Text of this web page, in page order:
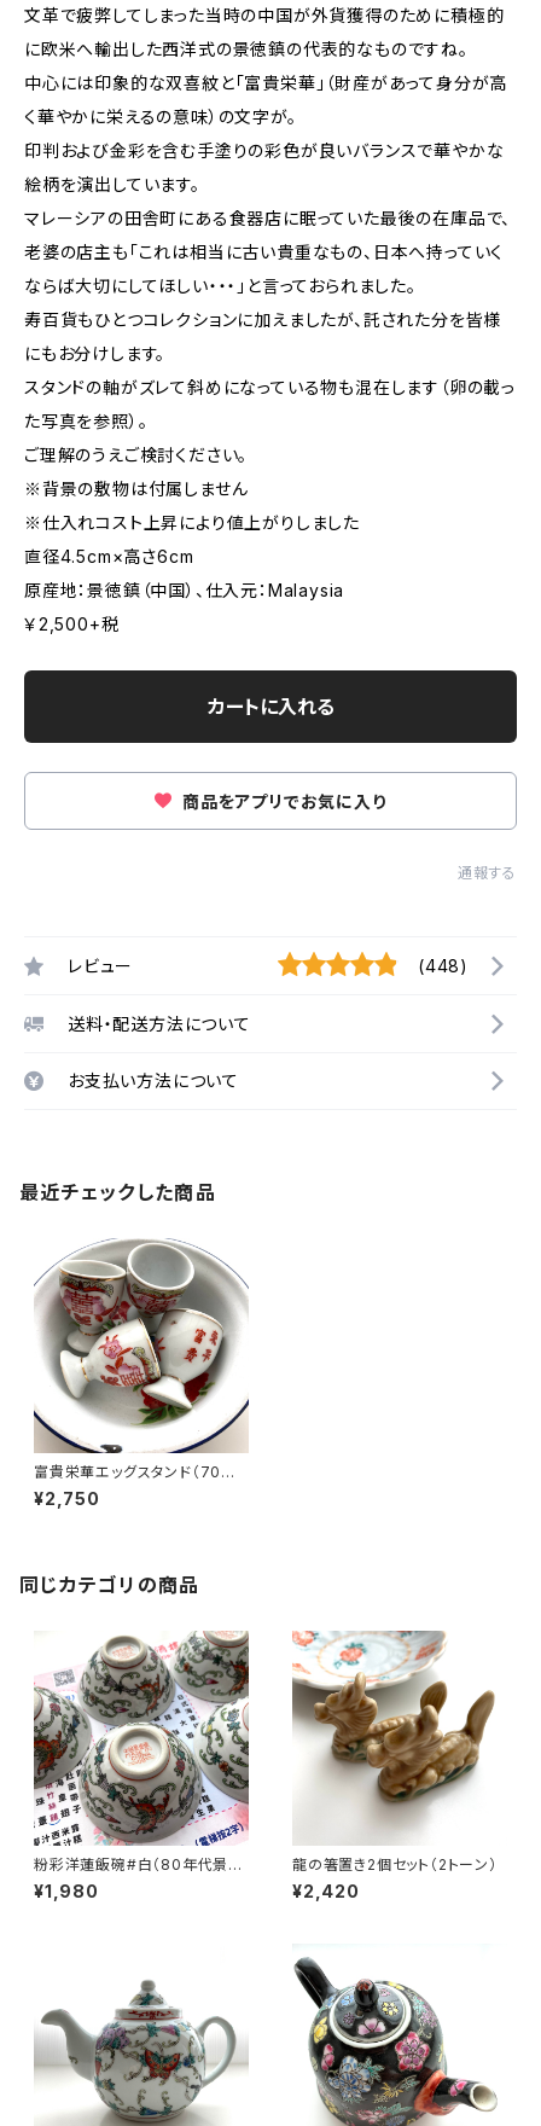
文革で疲弊してしまった当時の中国が外貨獲得のために積極的
に欧米へ輸出した西洋式の景徳鎮の代表的なものですね。
中心には印象的な双喜紋と「富貴栄華」（財産があって身分が高
く華やかに栄えるの意味）の文字が。
印判および金彩を含む手塗りの彩色が良いバランスで華やかな
絵柄を演出しています。
マレーシアの田舎町にある食器店に眠っていた最後の在庫品で、
老婆の店主も「これは相当に古い貴重なもの、日本へ持っていく
ならば大切にしてほしい・・・」と言っておられました。
寿百貨もひとつコレクションに加えましたが、託された分を皆様
にもお分けします。
スタンドの軸がズレて斜めになっている物も混在します（卵の載っ
た写真を参照）。
ご理解のうえご検討ください。
※背景の敷物は付属しません
※仕入れコスト上昇により値上がりしました
直径4.5cm×高さ6cm
原産地：景徳鎮（中国）、仕入元：Malaysia
￥2,500+税
カートに入れる
商品をアプリでお気に入り
通報する
レビュー (448)
送料・配送方法について
お支払い方法について
最近チェックした商品
富貴栄華エッグスタンド（70年
代景徳鎮デッドストック）
¥2,750
同じカテゴリの商品
粉彩洋蓮飯碗#白（80年代景徳
鎮デッドストック）
¥1,980
龍の箸置き2個セット（2トーン）
¥2,420